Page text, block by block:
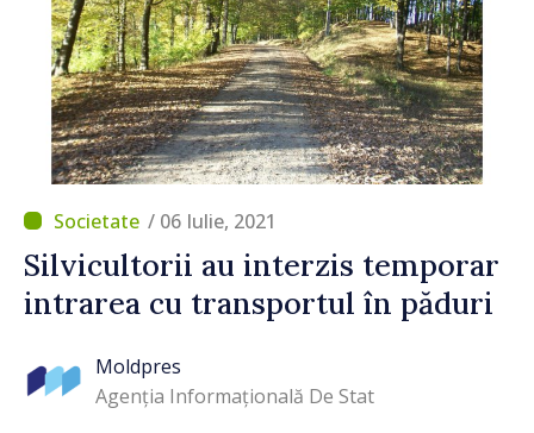
/ 06 Iulie, 2021
Silvicultorii au interzis temporar
intrarea cu transportul în păduri
Moldpres
Agenția Informațională De Stat